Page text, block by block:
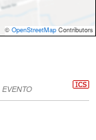
© OpenStreetMap Contributors